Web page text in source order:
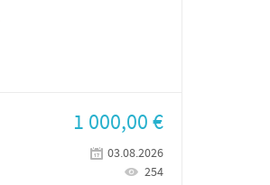
1 000,00€
03.08.2026
254